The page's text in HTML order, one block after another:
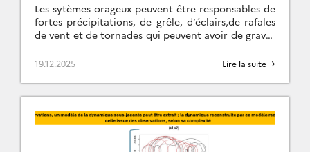
Les sytèmes orageux peuvent être responsables de
fortes précipitations, de grêle, d’éclairs,de rafales
de vent et de tornades qui peuvent avoir de graves
Ces nuages […]
19.12.2025 Lire la suite →